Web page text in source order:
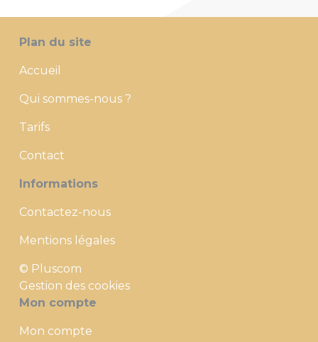
Plan du site
Accueil
Qui sommes-nous ?
Tarifs
Contact
Informations
Contactez-nous
Mentions légales
© Pluscom
Gestion des cookies
Mon compte
Mon compte